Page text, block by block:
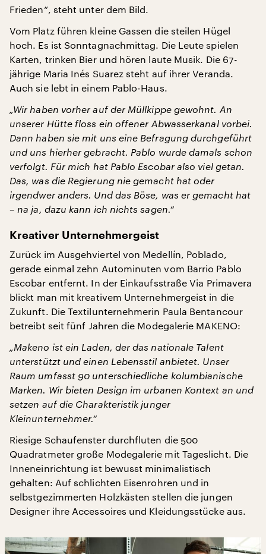
Frieden“, steht unter dem Bild.
Vom Platz führen kleine Gassen die steilen Hügel
hoch. Es ist Sonntagnachmittag. Die Leute spielen
Karten, trinken Bier und hören laute Musik. Die 67-
jährige Maria Inés Suarez steht auf ihrer Veranda.
Auch sie lebt in einem Pablo-Haus.
„Wir haben vorher auf der Müllkippe gewohnt. An
unserer Hütte floss ein offener Abwasserkanal vorbei.
Dann haben sie mit uns eine Befragung durchgeführt
und uns hierher gebracht. Pablo wurde damals schon
verfolgt. Für mich hat Pablo Escobar also viel getan.
Das, was die Regierung nie gemacht hat oder
irgendwer anders. Und das Böse, was er gemacht hat
– na ja, dazu kann ich nichts sagen.“
Kreativer Unternehmergeist
Zurück im Ausgehviertel von Medellín, Poblado,
gerade einmal zehn Autominuten vom Barrio Pablo
Escobar entfernt. In der Einkaufsstraße Via Primavera
blickt man mit kreativem Unternehmergeist in die
Zukunft. Die Textilunternehmerin Paula Bentancour
betreibt seit fünf Jahren die Modegalerie MAKENO:
„Makeno ist ein Laden, der das nationale Talent
unterstützt und einen Lebensstil anbietet. Unser
Raum umfasst 90 unterschiedliche kolumbianische
Marken. Wir bieten Design im urbanen Kontext an und
setzen auf die Charakteristik junger
Kleinunternehmer.“
Riesige Schaufenster durchfluten die 500
Quadratmeter große Modegalerie mit Tageslicht. Die
Inneneinrichtung ist bewusst minimalistisch
gehalten: Auf schlichten Eisenrohren und in
selbstgezimmerten Holzkästen stellen die jungen
Designer ihre Accessoires und Kleidungsstücke aus.